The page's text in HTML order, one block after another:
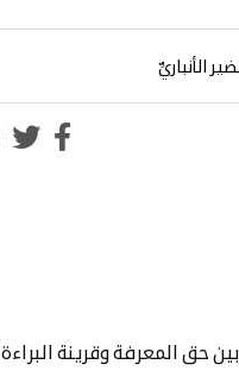
الأنباريِّ
حق المعرفة وقرينة البراءة